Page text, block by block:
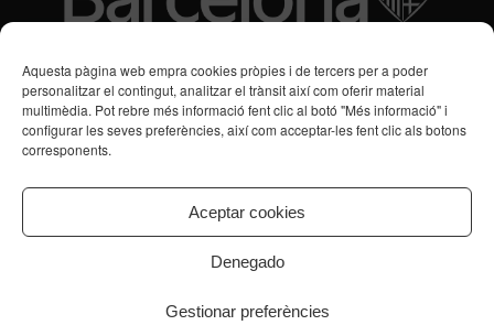
Aquesta pàgina web empra cookies pròpies i de tercers per a poder
personalitzar el contingut, analitzar el trànsit així com oferir material
multimèdia. Pot rebre més informació fent clic al botó "Més informació" i
configurar les seves preferències, així com acceptar-les fent clic als botons
corresponents.
Aceptar cookies
Denegado
Gestionar preferències
Subvencions des de 2016
Programa de Vacances/Suport Respir Familiar
Transtorns de Salut Mental